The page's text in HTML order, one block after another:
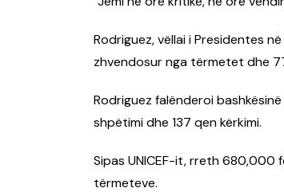
Rodriguez, vëllai i Presidentes
zhvendosur nga tërmetet dhe
Rodriguez falënderoi
shpëtimi dhe 137 qen kërkimi.
Sipas UNICEF-it, rreth 680,000
tërmeteve.